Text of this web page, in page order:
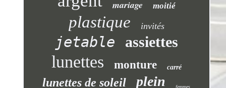
mariage moitié
plastique invités
jetable assiettes
lunettes monture carré
lunettes de soleil plein femmes